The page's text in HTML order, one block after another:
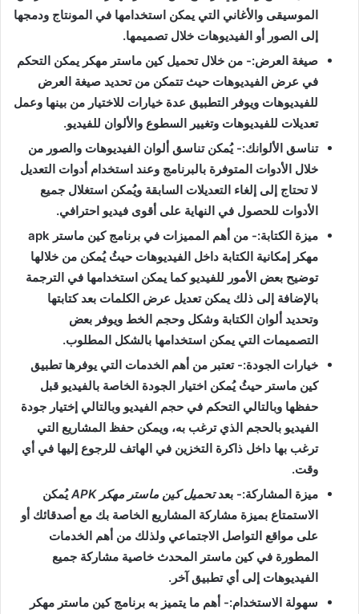
الموسيقى والأغاني التي يمكن استخدامها في المونتاج ودمجها
إلى الصور أو الفيديوهات خلال تصميمها.
صيغة العرض:- من خلال تحميل كين ماستر مهكر يمكن التحكم
في عرض الفيديوهات حيث تتمكن من تحديد صيغة العرض
للفيديوهات ويوفر التطبيق عدة خيارات للاختيار من بينها وعمل
تعديلات للفيديوهات وتغيير السطوع والألوان للفيديو.
تناسق الألوانك:- يُمكن تناسق ألوان الفيديوهات والصور من
خلال الأدوات المتوفرة بالبرنامج وعند استخدام أدوات التعديل
لا تحتاج إلى إلغاء التعديلات السابقة ويُمكن استغلال جميع
الأدوات للحصول في النهاية على أقوى فيديو احترافي.
ميزة الكتابة:- من أهم المميزات في برنامج كين ماستر
مهكر إمكانية الكتابة داخل الفيديوهات حيثُ يُمكن من خلالها
توضيح بعض الأمور للفيديو كما يمكن استخدامها في الترجمة
بالإضافة إلى ذلك يمكن تعديل عرض الكلمات بعد كتابتها
وتحديد ألوان الكتابة وشكل وحجم الخط ويوفر بعض
التصميمات التي يمكن استخدامها بالشكل المطلوب.
خيارات الجودة:- تعتبر من أهم الخدمات التي يوفرها تطبيق
كين ماستر حيثُ يُمكن اختيار الجودة الخاصة بالفيديو قبل
حفظها وبالتالي التحكم في حجم الفيديو وبالتالي إختيار جودة
الفيديو بالحجم الذي ترغب به، ويمكن حفظ المشاريع التي
ترغب بها داخل ذاكرة التخزين في الهاتف للرجوع إليها في أي
وقت.
ميزة المشاركة:- بعدتحميل كين ماستر مهكر APK
يُمكن
الاستمتاع بميزة مشاركة المشاريع الخاصة بك مع أصدقائك أو
على مواقع التواصل الاجتماعي ولذلك من أهم الخدمات
المطورة في كين ماستر المحدث خاصية مشاركة جميع
الفيديوهات إلى أي تطبيق آخر .
سهولة الاستخدام:- أهم ما يتميز به برنامج كين ماستر مهكر